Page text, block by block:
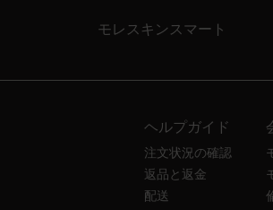
モレスキンスマート
ヘルプガイド
注文状況の確認
返品と返金
配送